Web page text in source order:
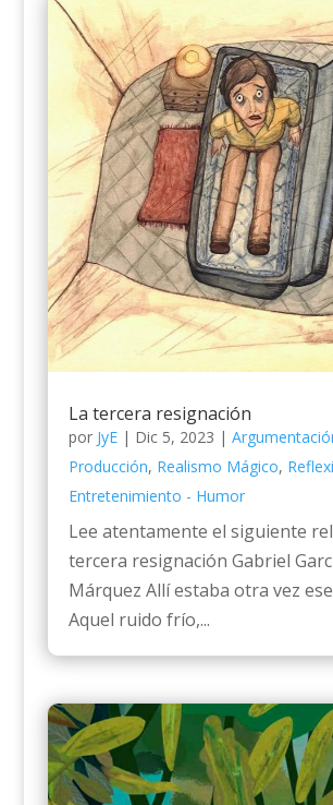
La tercera resignación
por JyE| Dic 5, 2023 |
Producción, Realismo Mágico,
Entretenimiento - Humor
Lee atentamente el siguiente
tercera resignación Gabriel
Márquez Allí estaba otra vez
Aquel ruido frío,...